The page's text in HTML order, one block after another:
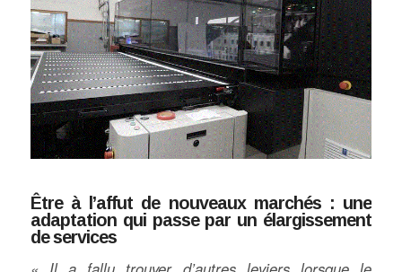
Être à l’affut de nouveaux marchés : une
adaptation qui passe par un élargissement
de services